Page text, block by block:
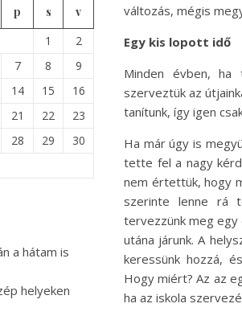
p s
v
1
2
7 8
9
14 15
16
21 22
23
28 29
30
a hátam is
helyeken
változás, mégis
Egy kis lopott idő
Minden évben, ha
szerveztük az
tanítunk, így igen
Ha már úgy is
tette fel a nagy
nem értettük, hogy
szerinte lenne rá
tervezzünk meg
utána járunk. A
keressünk hozzá,
Hogy miért? Az az
ha az iskola